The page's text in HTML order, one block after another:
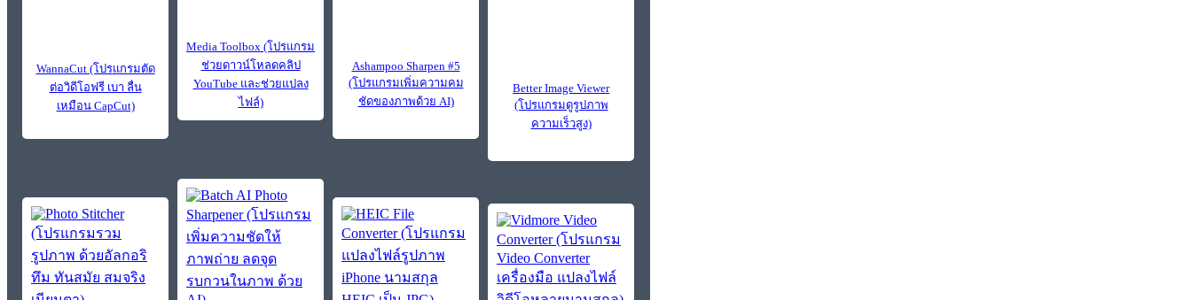
WannaCut (โปรแกรมตัด
ต่อวิดีโอฟรี เบา ลื่น
เหมือน CapCut)
Media Toolbox (โปรแกรม
ช่วยดาวน์โหลดคลิป
YouTube และช่วยแปลง
ไฟล์)
Ashampoo Sharpen #5
(โปรแกรมเพิ่มความคม
ชัดของภาพด้วย AI)
Better Image Viewer
(โปรแกรมดูรูปภาพ
ความเร็วสูง)